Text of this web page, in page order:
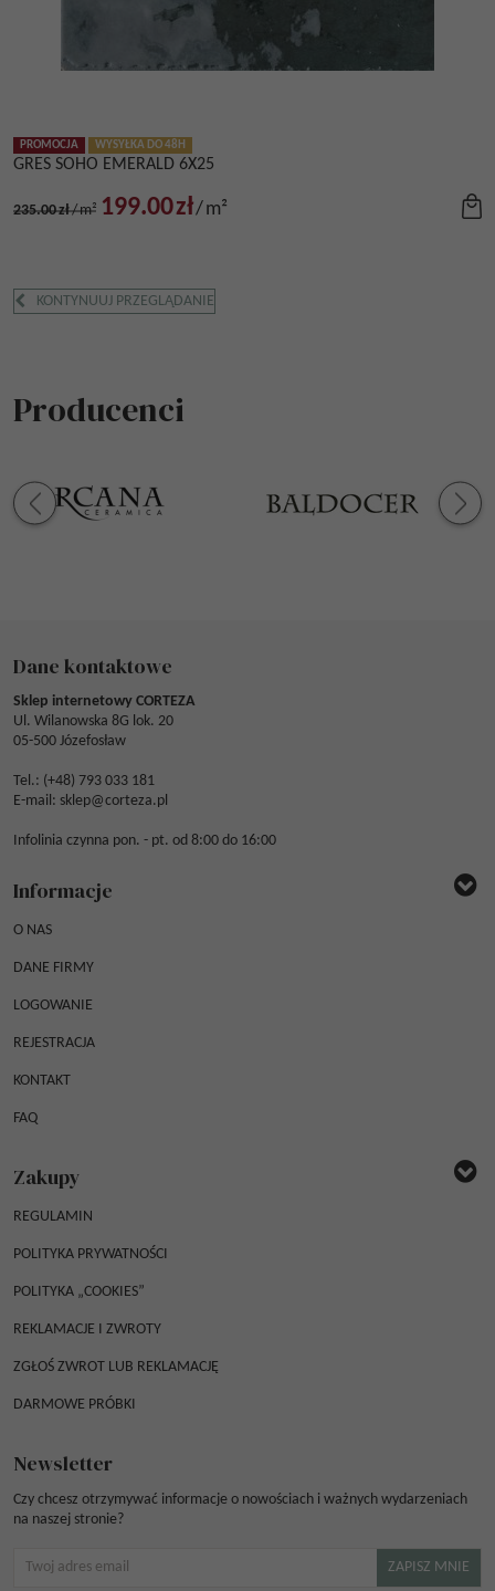
PROMOCJA WYSYŁKA DO 48H
GRES SOHO EMERALD 6X25
235.00zł/m² 199.00zł/m²
KONTYNUUJ PRZEGLĄDANIE
Producenci
Dane kontaktowe
Sklep internetowy CORTEZA
Ul. Wilanowska 8G lok. 20
05-500 Józefosław
Tel.: (+48) 793 033 181
E-mail: sklep@corteza.pl
Infolinia czynna pon. - pt. od 8:00 do 16:00
Informacje
O NAS
DANE FIRMY
LOGOWANIE
REJESTRACJA
KONTAKT
FAQ
Zakupy
REGULAMIN
POLITYKA PRYWATNOŚCI
POLITYKA „COOKIES”
REKLAMACJE I ZWROTY
ZGŁOŚ ZWROT LUB REKLAMACJĘ
DARMOWE PRÓBKI
Newsletter
Czy chcesz otrzymywać informacje o nowościach i ważnych wydarzeniach
na naszej stronie?